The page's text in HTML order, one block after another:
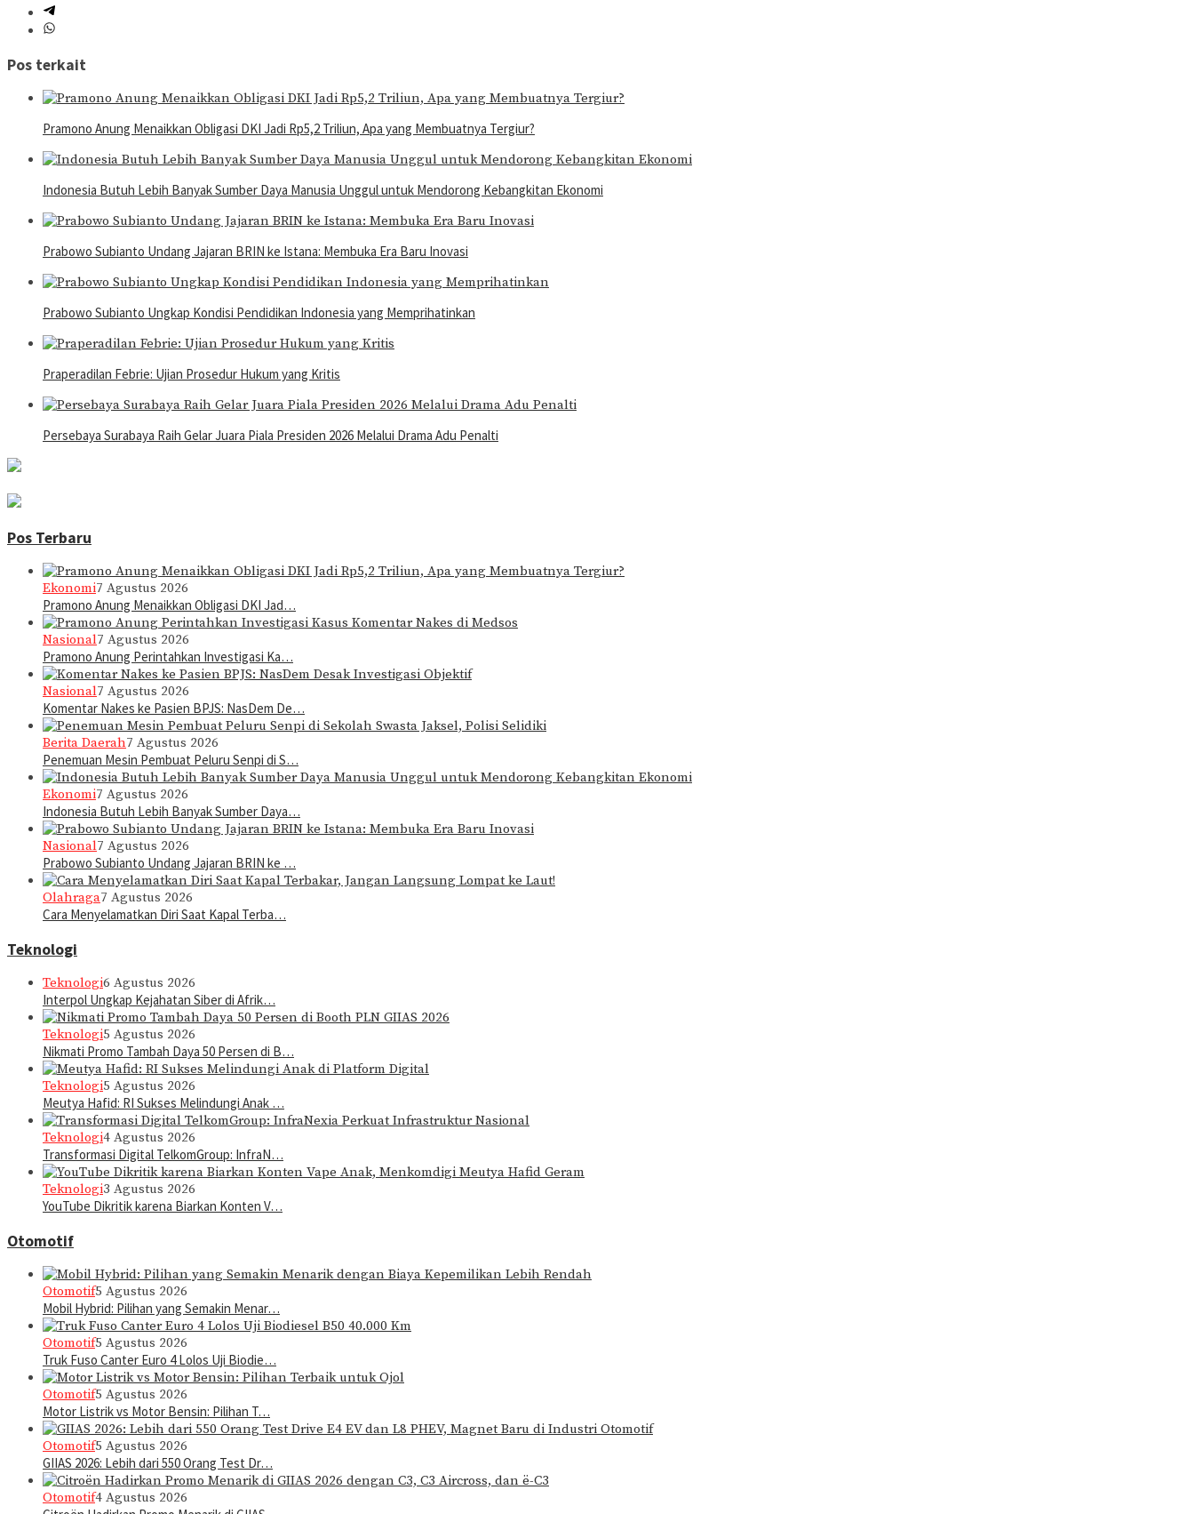
Pos terkait
Pramono Anung Menaikkan Obligasi DKI Jadi Rp5,2 Triliun, Apa yang Membuatnya Tergiur?
Indonesia Butuh Lebih Banyak Sumber Daya Manusia Unggul untuk Mendorong Kebangkitan Ekonomi
Prabowo Subianto Undang Jajaran BRIN ke Istana: Membuka Era Baru Inovasi
Prabowo Subianto Ungkap Kondisi Pendidikan Indonesia yang Memprihatinkan
Praperadilan Febrie: Ujian Prosedur Hukum yang Kritis
Persebaya Surabaya Raih Gelar Juara Piala Presiden 2026 Melalui Drama Adu Penalti
Pos Terbaru
Ekonomi7 Agustus 2026
Pramono Anung Menaikkan Obligasi DKI Jad…
Nasional7 Agustus 2026
Pramono Anung Perintahkan Investigasi Ka…
Nasional7 Agustus 2026
Komentar Nakes ke Pasien BPJS: NasDem De…
Berita Daerah7 Agustus 2026
Penemuan Mesin Pembuat Peluru Senpi di S…
Ekonomi7 Agustus 2026
Indonesia Butuh Lebih Banyak Sumber Daya…
Nasional7 Agustus 2026
Prabowo Subianto Undang Jajaran BRIN ke …
Olahraga7 Agustus 2026
Cara Menyelamatkan Diri Saat Kapal Terba…
Teknologi
Teknologi6 Agustus 2026
Interpol Ungkap Kejahatan Siber di Afrik…
Teknologi5 Agustus 2026
Nikmati Promo Tambah Daya 50 Persen di B…
Teknologi5 Agustus 2026
Meutya Hafid: RI Sukses Melindungi Anak …
Teknologi4 Agustus 2026
Transformasi Digital TelkomGroup: InfraN…
Teknologi3 Agustus 2026
YouTube Dikritik karena Biarkan Konten V…
Otomotif
Otomotif5 Agustus 2026
Mobil Hybrid: Pilihan yang Semakin Menar…
Otomotif5 Agustus 2026
Truk Fuso Canter Euro 4 Lolos Uji Biodie…
Otomotif5 Agustus 2026
Motor Listrik vs Motor Bensin: Pilihan T…
Otomotif5 Agustus 2026
GIIAS 2026: Lebih dari 550 Orang Test Dr…
Otomotif4 Agustus 2026